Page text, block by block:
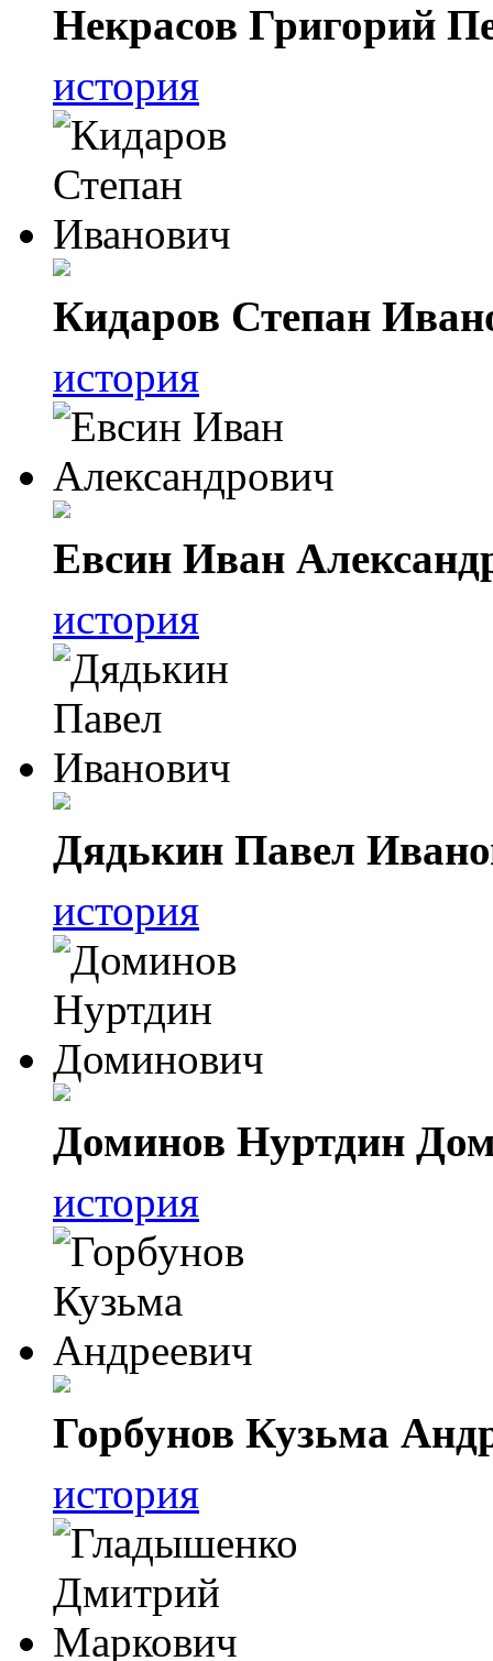
Некрасов Григорий
история
Кидаров Степан
история
Евсин Иван
история
Дядькин Павел
история
Доминов Нуртдин
история
Горбунов Кузьма
история